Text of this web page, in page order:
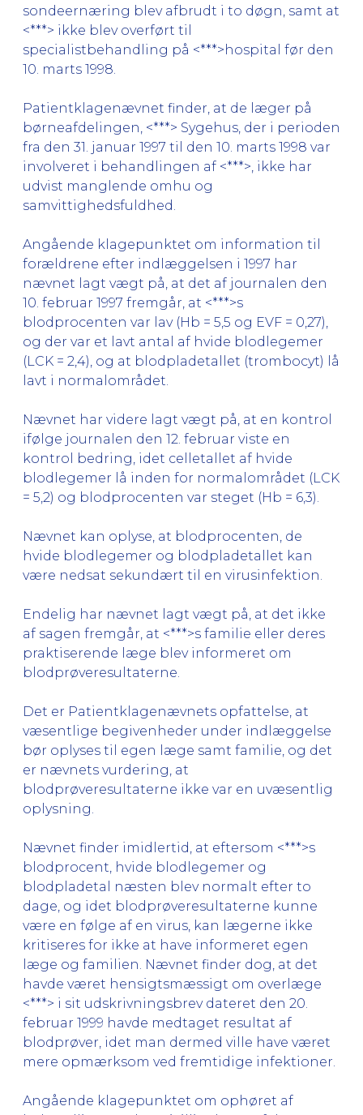
sondeernæring blev afbrudt i to døgn, samt at
<***> ikke blev overført til
specialistbehandling på <***>hospital før den
10. marts 1998.
Patientklagenævnet finder, at de læger på
børneafdelingen, <***> Sygehus, der i perioden
fra den 31. januar 1997 til den 10. marts 1998 var
involveret i behandlingen af <***>, ikke har
udvist manglende omhu og
samvittighedsfuldhed.
Angående klagepunktet om information til
forældrene efter indlæggelsen i 1997 har
nævnet lagt vægt på, at det af journalen den
10. februar 1997 fremgår, at <***>s
blodprocenten var lav (Hb = 5,5 og EVF = 0,27),
og der var et lavt antal af hvide blodlegemer
(LCK = 2,4), og at blodpladetallet (trombocyt) lå
lavt i normalområdet.
Nævnet har videre lagt vægt på, at en kontrol
ifølge journalen den 12. februar viste en
kontrol bedring, idet celletallet af hvide
blodlegemer lå inden for normalområdet (LCK
= 5,2) og blodprocenten var steget (Hb = 6,3).
Nævnet kan oplyse, at blodprocenten, de
hvide blodlegemer og blodpladetallet kan
være nedsat sekundært til en virusinfektion.
Endelig har nævnet lagt vægt på, at det ikke
af sagen fremgår, at <***>s familie eller deres
praktiserende læge blev informeret om
blodprøveresultaterne.
Det er Patientklagenævnets opfattelse, at
væsentlige begivenheder under indlæggelse
bør oplyses til egen læge samt familie, og det
er nævnets vurdering, at
blodprøveresultaterne ikke var en uvæsentlig
oplysning.
Nævnet finder imidlertid, at eftersom <***>s
blodprocent, hvide blodlegemer og
blodpladetal næsten blev normalt efter to
dage, og idet blodprøveresultaterne kunne
være en følge af en virus, kan lægerne ikke
kritiseres for ikke at have informeret egen
læge og familien. Nævnet finder dog, at det
havde været hensigtsmæssigt om overlæge
<***> i sit udskrivningsbrev dateret den 20.
februar 1999 havde medtaget resultat af
blodprøver, idet man dermed ville have været
mere opmærksom ved fremtidige infektioner.
Angående klagepunktet om ophøret af